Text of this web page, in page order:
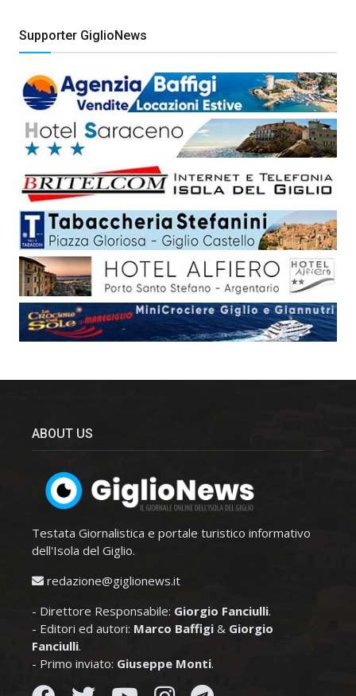
Supporter GiglioNews
ABOUT US
Testata Giornalistica e portale turistico informativo
dell'Isola del Giglio.
redazione@giglionews.it
- Direttore Responsabile: Giorgio Fanciulli.
- Editori ed autori: Marco Baffigi & Giorgio
Fanciulli.
- Primo inviato: Giuseppe Monti.